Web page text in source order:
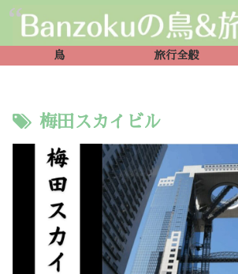
鳥 旅行全般
梅田スカイビル